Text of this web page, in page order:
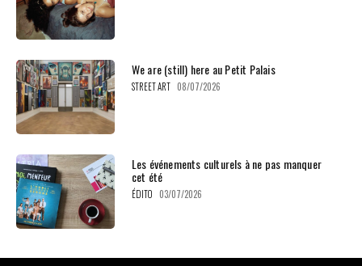
We are (still) here au Petit Palais
STREET ART 08/07/2026
Les événements culturels à ne pas manquer
cet été
ÉDITO 03/07/2026